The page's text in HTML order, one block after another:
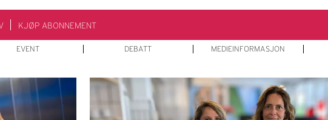
KJØP ABONNEMENT
EVENT DEBATT MEDIEINFORMASJON